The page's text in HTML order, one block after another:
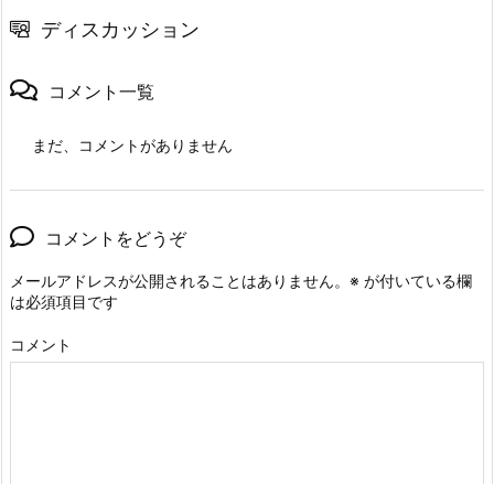
ディスカッション
コメント一覧
まだ、コメントがありません
コメントをどうぞ
メールアドレスが公開されることはありません。 ※ が付いている欄
は必須項目です
コメント